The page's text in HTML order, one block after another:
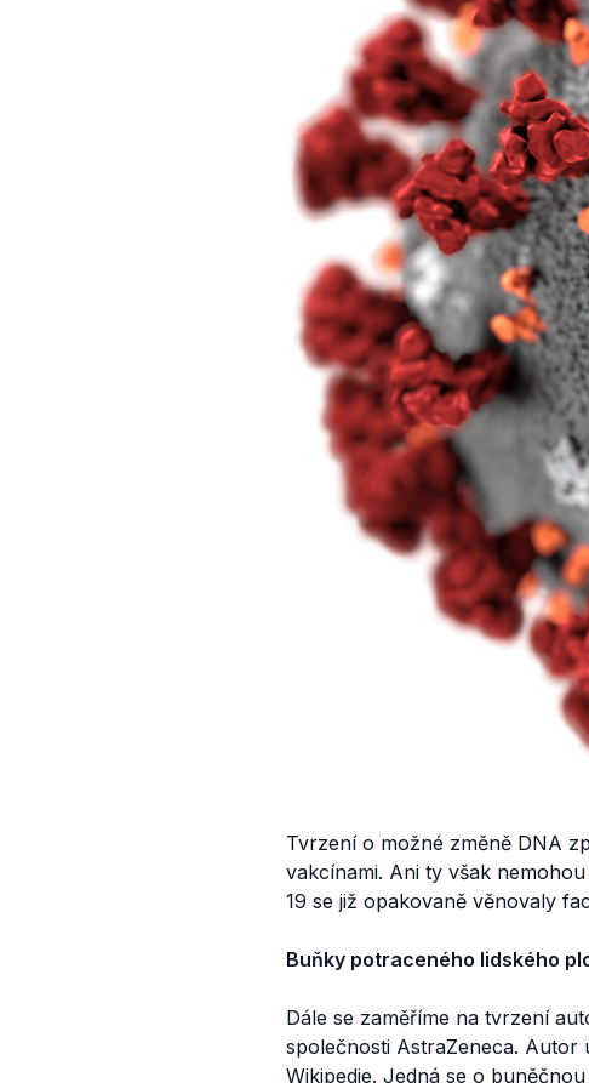
Tvrzení o možné změně DNA
vakcínami. Ani ty však
19 se již opakovaně věnovaly
Buňky potraceného lidského
Dále se zaměříme na tvrzení
společnosti AstraZeneca. Autor
Wikipedie. Jedná se o